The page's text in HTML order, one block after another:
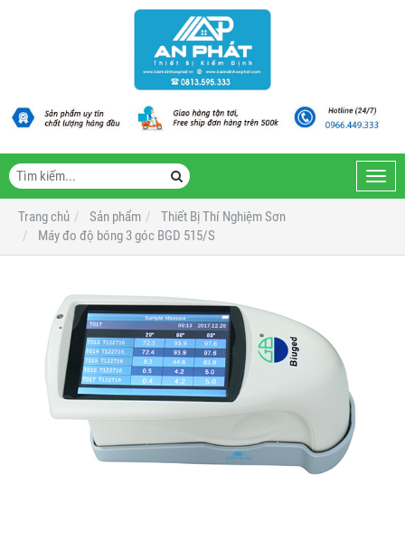
Trang chủ
Sản phẩm
Thiết Bị Thí Nghiệm Sơn
Máy đo độ bóng 3 góc BGD 515/S